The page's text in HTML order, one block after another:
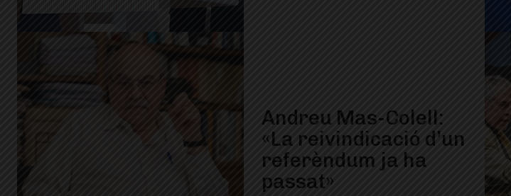
Andreu Mas-Colell:
«La reivindicació d’un
referèndum ja ha
passat»